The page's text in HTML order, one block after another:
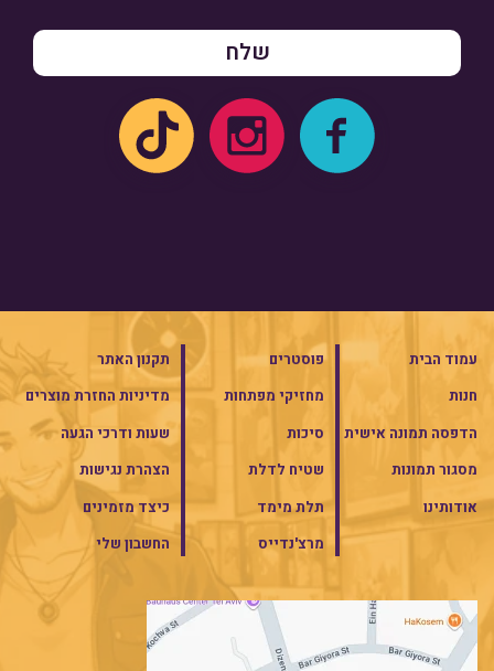
עמוד הבית
חנות
הדפסה תמונה אישית
מסגור תמונות
אודותינו
פוסטרים
מחזיקי מפתחות
סיכות
שטיח לדלת
תלת מימד
מרצ'נדייס
תקנון האתר
מדיניות החזרת מוצרים
שעות ודרכי הגעה
הצהרת נגישות
כיצד מזמינים
החשבון שלי